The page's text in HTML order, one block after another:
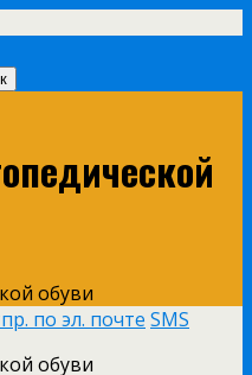
по эл. почте SMS